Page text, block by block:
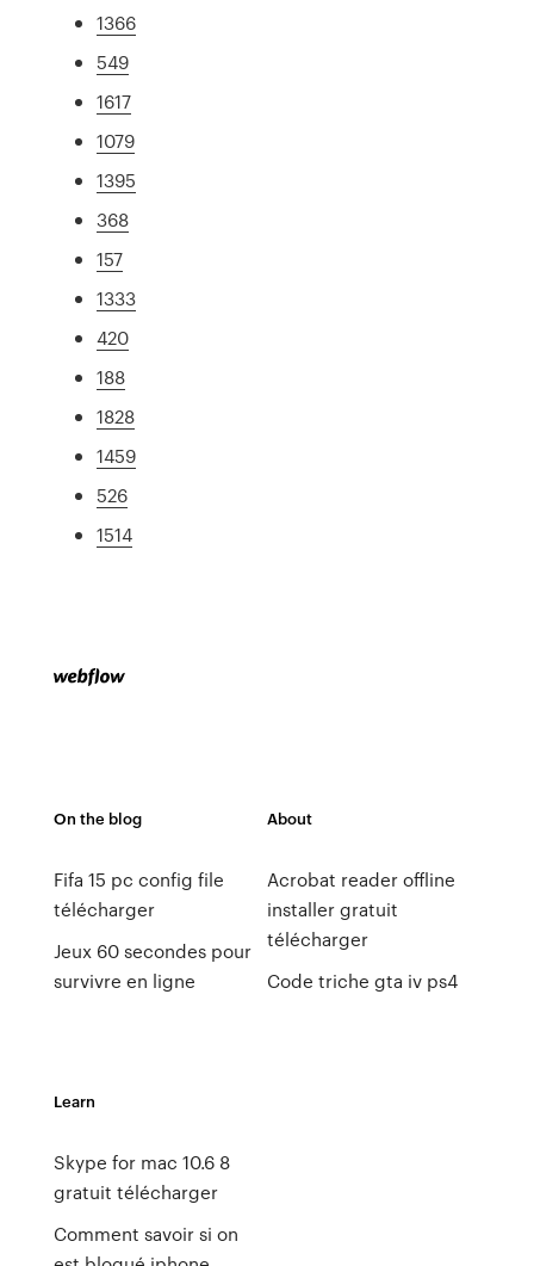
1366
549
1617
1079
1395
368
157
1333
420
188
1828
1459
526
1514
On the blog
Fifa 15 pc config file
télécharger
Jeux 60 secondes pour
survivre en ligne
About
Acrobat reader offline
installer gratuit
télécharger
Code triche gta iv ps4
Learn
Skype for mac 10.6 8
gratuit télécharger
Comment savoir si on